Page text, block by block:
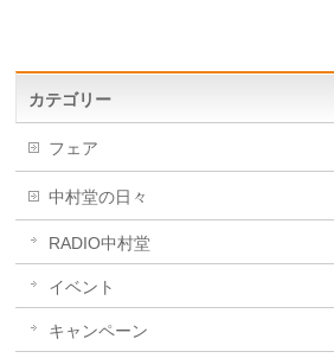
カテゴリー
フェア
中村堂の日々
RADIO中村堂
イベント
キャンペーン